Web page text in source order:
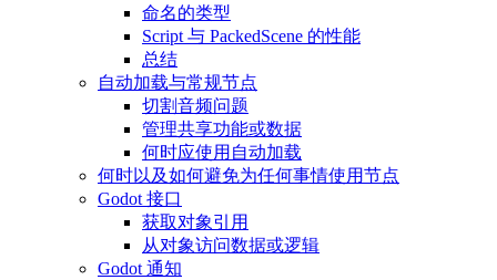
命名的类型
Script 与 PackedScene 的性能
总结
自动加载与常规节点
切割音频问题
管理共享功能或数据
何时应使用自动加载
何时以及如何避免为任何事情使用节点
Godot 接口
获取对象引用
从对象访问数据或逻辑
Godot 通知